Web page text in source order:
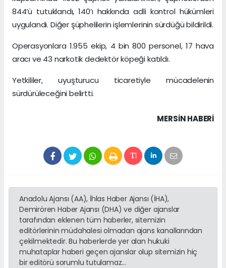
844’ü tutuklandı, 140’ı hakkında adli kontrol hükümleri
uygulandı. Diğer şüphelilerin işlemlerinin sürdüğü bildirildi.
Operasyonlara 1.955 ekip, 4 bin 800 personel, 17 hava
aracı ve 43 narkotik dedektör köpeği katıldı.
Yetkililer, uyuşturucu ticaretiyle mücadelenin
sürdürüleceğini belirtti.
MERSIN HABERİ
Anadolu Ajansı (AA), İhlas Haber Ajansı (İHA),
Demirören Haber Ajansı (DHA) ve diğer ajanslar
tarafından eklenen tüm haberler, sitemizin
editörlerinin müdahalesi olmadan ajans kanallarından
çekilmektedir. Bu haberlerde yer alan hukuki
muhataplar haberi geçen ajanslar olup sitemizin hiç
bir editörü sorumlu tutulamaz...